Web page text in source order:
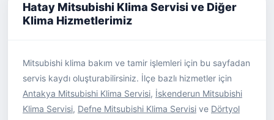
Hatay Mitsubishi Klima Servisi ve Diğer
Klima Hizmetlerimiz
Mitsubishi klima bakım ve tamir işlemleri için bu sayfadan
servis kaydı oluşturabilirsiniz. İlçe bazlı hizmetler için
Antakya Mitsubishi Klima Servisi, İskenderun Mitsubishi
Klima Servisi, Defne Mitsubishi Klima Servisi ve Dörtyol